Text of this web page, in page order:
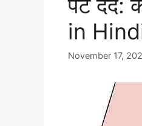
पेट
in
November 17,